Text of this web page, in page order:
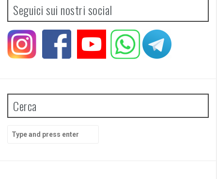
Seguici sui nostri social
Cerca
for: